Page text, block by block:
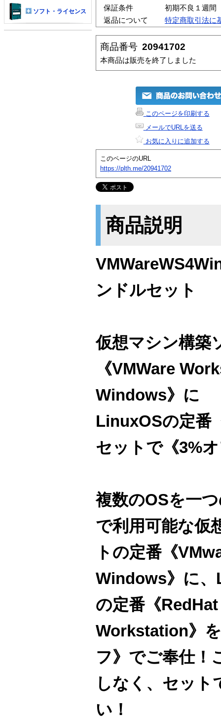
保証条件
初期不良１週間
返品について
特定商取引法に
商品番号 20941702
本商品は販売を終了しました
このページを印刷する
メールでURLを送る
お気に入りに追加する
このページのURL
https://plth.me/20941702
商品説明
ンドルセット
仮想マシン構築
《VMWare
Windows》に
LinuxOSの定番
セットで《3%
複数のOSを一
で利用可能な仮
トの定番《
Windows》に
の定番《
Workstation》
フ》でご奉仕！
しなく、セット
い！
ソフト・ライセンス